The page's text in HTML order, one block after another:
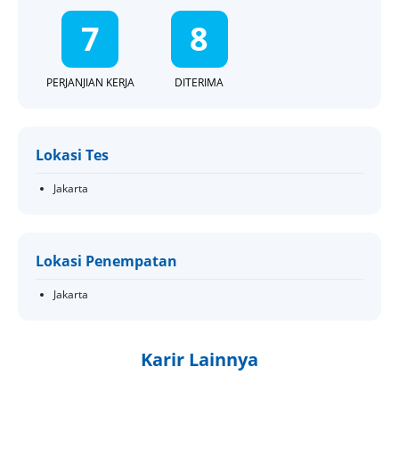
7
PERJANJIAN KERJA
8
DITERIMA
Lokasi Tes
Jakarta
Lokasi Penempatan
Jakarta
Karir Lainnya